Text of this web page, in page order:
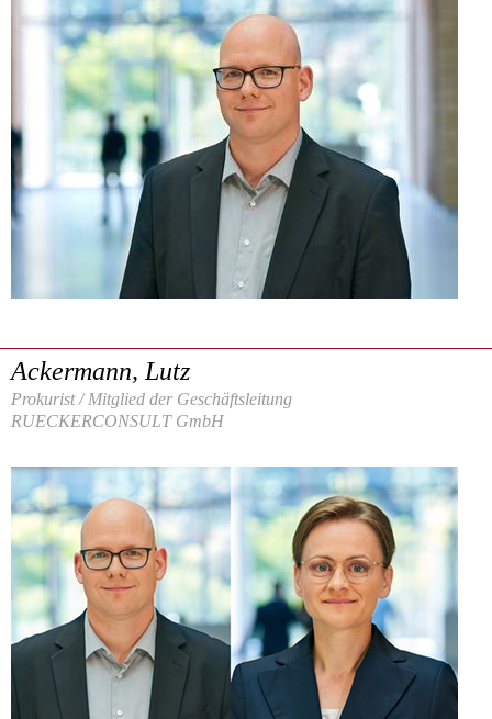
Ackermann, Lutz
Prokurist / Mitglied der Geschäftsleitung
RUECKERCONSULT GmbH